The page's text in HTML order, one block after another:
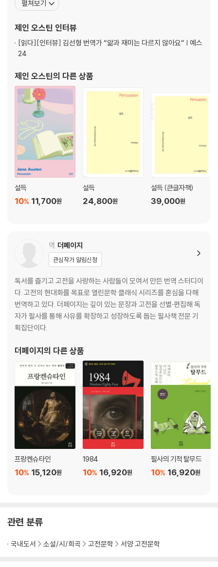
편소설 『레이디 수전』을 집필하면서 본격적으로 소설을 쓰기 시작했
설을 완성했는데, 1797년 이 소설은 개작
펼쳐보기
제인 오스틴 인터뷰
[읽다][인터뷰] 김선형 번역가 “앎과 재미는 다르지 않아요“ | 예스
24
제인 오스틴의 다른 상품
설득
11,700원
10%
설득
24,800원
설득 (큰글자책)
39,000원
역 더페이지
관심작가 알림신청
독서를 즐기고 고전을 사랑하는 사람들이 모여서 만든 번역 스터디이
다. 고전의 현대화를 목표로 열린문학 클래식 시리즈를 혼심을 다해
번역하고 있다. 더페이지는 깊이 있는 문장과 고전을 선별·편집해 독
자가 필사를 통해 사유를 확장하고 성장하도록 돕는 필사책 전문 기
획집단이다.
더페이지의 다른 상품
프랑켄슈타인
15,120원
10%
1984
16,920원
10%
필사의 기적 탈무드
16,920원
10%
관련 분류
국내도서 소설/시/희곡 고전문학 서양 고전문학